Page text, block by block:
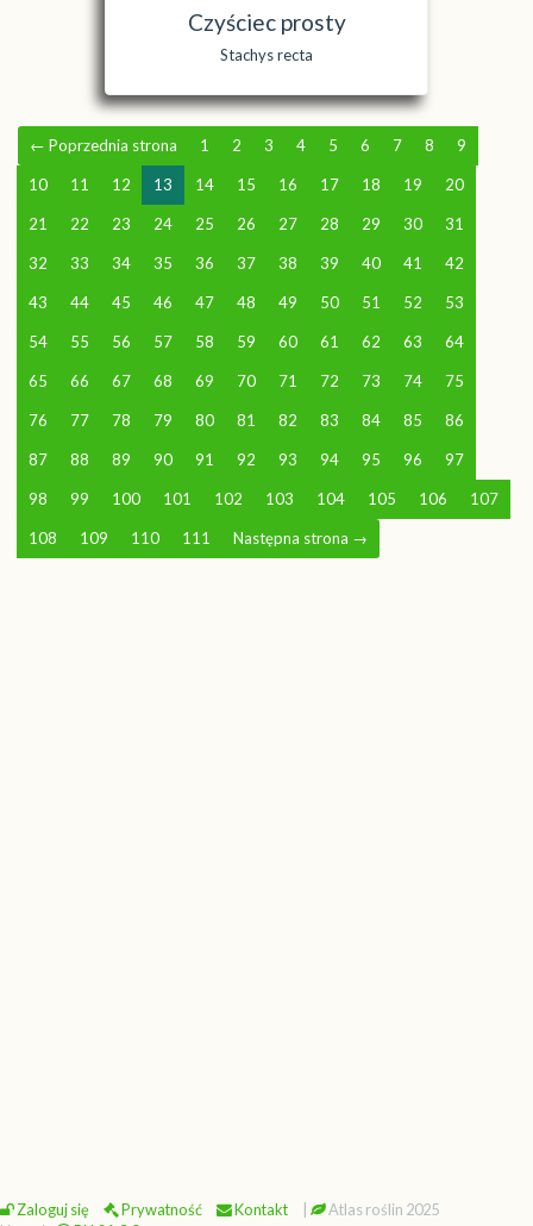
Czyściec prosty
Stachys recta
← Poprzednia strona 1 2 3 4 5 6 7 8 9
10 11 12 13 14 15 16 17 18 19 20
21 22 23 24 25 26 27 28 29 30 31
32 33 34 35 36 37 38 39 40 41 42
43 44 45 46 47 48 49 50 51 52 53
54 55 56 57 58 59 60 61 62 63 64
65 66 67 68 69 70 71 72 73 74 75
76 77 78 79 80 81 82 83 84 85 86
87 88 89 90 91 92 93 94 95 96 97
98 99 100 101 102 103 104 105 106 107
108 109 110 111 Następna strona →
Zaloguj się Prywatność Kontakt
Atlas roślin 2025